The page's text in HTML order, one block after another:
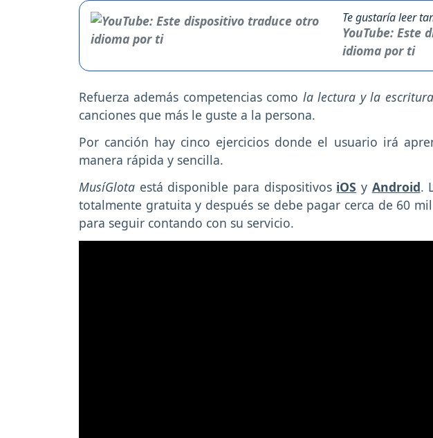
Te gustaría leer
YouTube: Este
idioma por ti
Refuerza además competencias como la lectura y la
canciones que más le guste a la persona.
Por canción hay cinco ejercicios donde el usuario irá
manera rápida y sencilla.
MusíGlota está disponible para dispositivos iOS y Android.
totalmente gratuita y después se debe pagar cerca de 60
para seguir contando con su servicio.